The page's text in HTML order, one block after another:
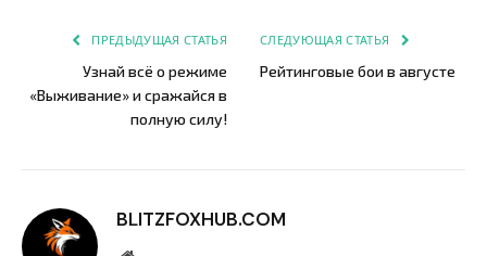
ПРЕДЫДУЩАЯ СТАТЬЯ
Узнай всё о режиме
«Выживание» и сражайся в
полную силу!
СЛЕДУЮЩАЯ СТАТЬЯ
Рейтинговые бои в августе
BLITZFOXHUB.COM